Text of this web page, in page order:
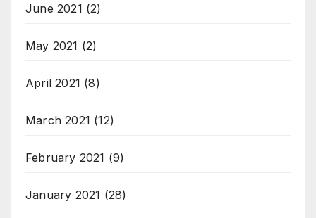
June 2021 (2)
May 2021 (2)
April 2021 (8)
March 2021 (12)
February 2021 (9)
January 2021 (28)